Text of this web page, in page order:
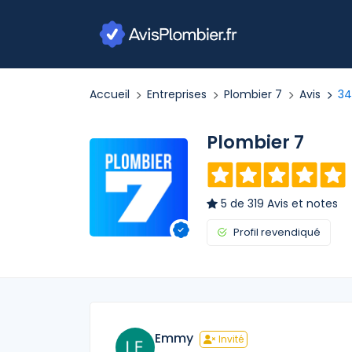
Accueil Entreprises Plombier 7 Avis
Plombier 7
5 de 319 Avis et notes
Profil revendiqué
Emmy Invité